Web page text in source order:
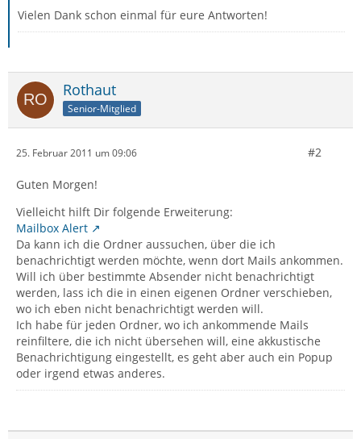
Vielen Dank schon einmal für eure Antworten!
Rothaut
Senior-Mitglied
25. Februar 2011 um 09:06 #2
Guten Morgen!
Vielleicht hilft Dir folgende Erweiterung:
Mailbox Alert
Da kann ich die Ordner aussuchen, über die ich
benachrichtigt werden möchte, wenn dort Mails ankommen.
Will ich über bestimmte Absender nicht benachrichtigt
werden, lass ich die in einen eigenen Ordner verschieben,
wo ich eben nicht benachrichtigt werden will.
Ich habe für jeden Ordner, wo ich ankommende Mails
reinfiltere, die ich nicht übersehen will, eine akkustische
Benachrichtigung eingestellt, es geht aber auch ein Popup
oder irgend etwas anderes.